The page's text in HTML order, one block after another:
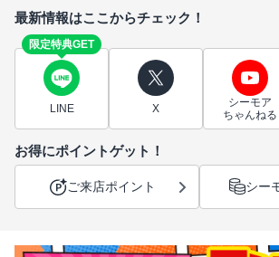
最新情報はここからチェック！
限定特典GET
LINE X
シーモア
ちゃんねる
お得にポイントゲット！
ご来店ポイント シー